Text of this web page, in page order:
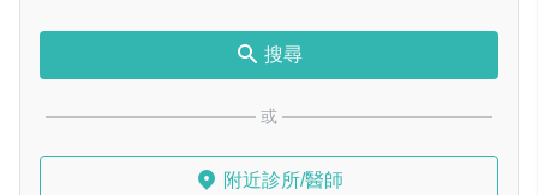
搜尋
或
附近診所/醫師